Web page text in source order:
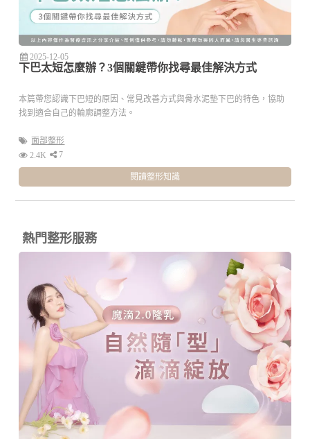
2025-12-05
下巴太短怎麼辦？3個關鍵帶你找尋最佳解決方式
本篇帶您認識下巴短的原因、常見改善方式與骨水泥墊下巴的特色，協助
找到適合自己的輪廓調整方法。
面部整形
2.4K
7
閱讀整形知識
熱門整形服務